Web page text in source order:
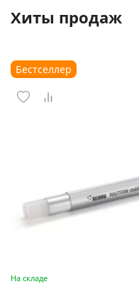
Хиты продаж
Бестселлер
На складе